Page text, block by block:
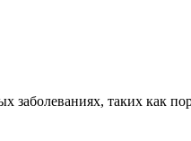
таких как